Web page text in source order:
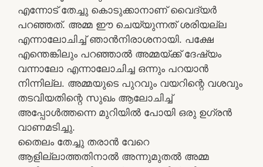
എന്നോട് തേച്ചു കൊടുക്കാനാണ് വൈദ്യർ
പറഞ്ഞത്. അമ്മ ഈ ചെയ്യുന്നത് ശരിയല്ല
എന്നാലോചിച്ച് ഞാൻനിരാശനായി. പക്ഷേ
എന്തെങ്കിലും പറഞ്ഞാൽ അമ്മയ്ക്ക് ദേഷ്യം
വന്നാലോ എന്നാലോചിച്ച ഒന്നും പറയാൻ
നിന്നില്ല. അമ്മയുടെ പുറവും വയറിന്റെ വശവും
തടവിയതിന്റെ സുഖം ആലോചിച്ച്
അപ്പോൾത്തന്നെ മുറിയിൽ പോയി ഒരു ഉഗ്രൻ
വാണമടിച്ചു.
തൈലം തേച്ചു തരാൻ വേറെ
ആളില്ലാത്തതിനാൽ അന്നുമുതൽ അമ്മ